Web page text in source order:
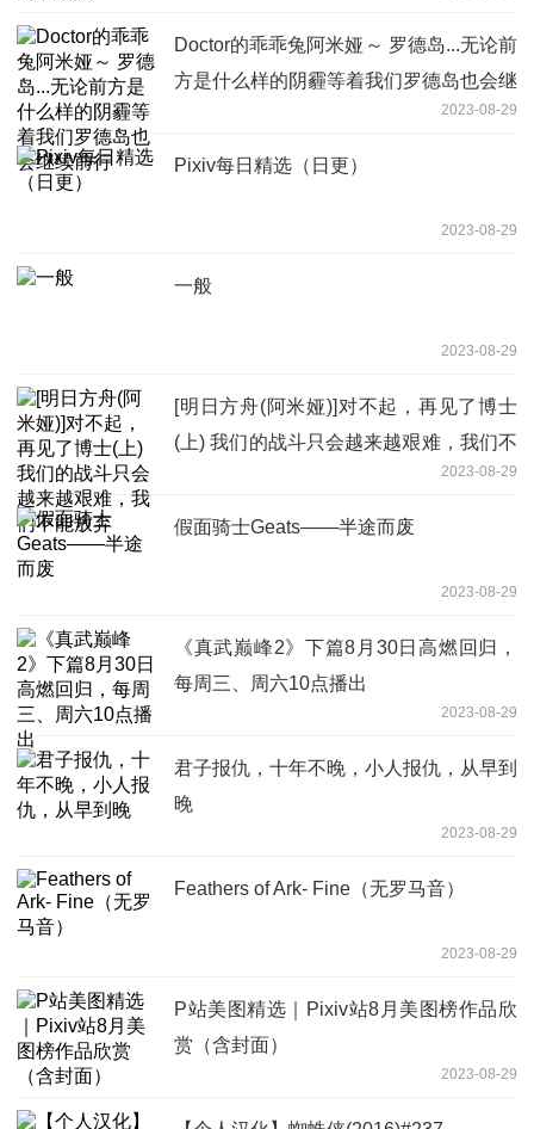
Doctor的乖乖兔阿米娅～ 罗德岛...无论前
方是什么样的阴霾等着我们罗德岛也会继
2023-08-29
Pixiv每日精选（日更）
2023-08-29
一般
2023-08-29
[明日方舟(阿米娅)]对不起，再见了博士
(上) 我们的战斗只会越来越艰难，我们不
2023-08-29
假面骑士Geats——半途而废
2023-08-29
《真武巅峰2》下篇8月30日高燃回归，
每周三、周六10点播出
2023-08-29
君子报仇，十年不晚，小人报仇，从早到
晚
2023-08-29
Feathers of Ark- Fine（无罗马音）
2023-08-29
P站美图精选｜Pixiv站8月美图榜作品欣
赏（含封面）
2023-08-29